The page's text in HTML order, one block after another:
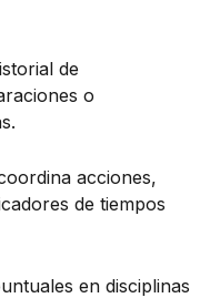
de
o
acciones,
de tiempos
en disciplinas